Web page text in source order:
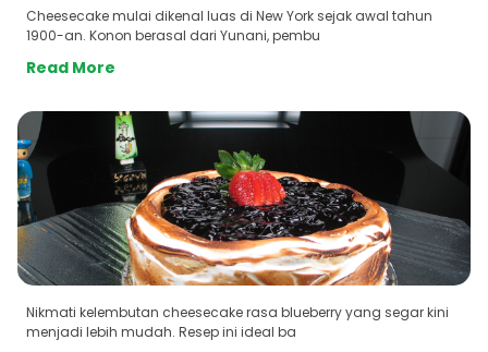
Cheesecake mulai dikenal luas di New York sejak awal tahun
1900-an. Konon berasal dari Yunani, pembu
Read More
Nikmati kelembutan cheesecake rasa blueberry yang segar kini
menjadi lebih mudah. Resep ini ideal ba